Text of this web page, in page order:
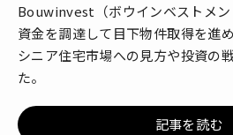
Bouwinvest（ボウインベストメ
資金を調達して目下物件取得を進
シニア住宅市場への見方や投資の
た。
記事を読む